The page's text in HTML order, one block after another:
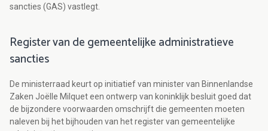
sancties (GAS) vastlegt.
Register van de gemeentelijke administratieve
sancties
De ministerraad keurt op initiatief van minister van Binnenlandse
Zaken Joëlle Milquet een ontwerp van koninklijk besluit goed dat
de bijzondere voorwaarden omschrijft die gemeenten moeten
naleven bij het bijhouden van het register van gemeentelijke